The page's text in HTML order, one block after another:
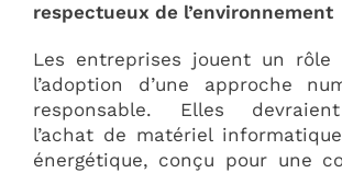
respectueux de l’environnement
Les entreprises jouent un rôle
l’adoption d’une approche
responsable. Elles
l’achat de matériel
énergétique, conçu pour une